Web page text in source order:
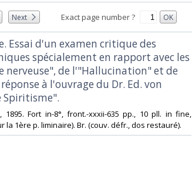
Next Exact page number ? OK
Essai d'un examen critique des
spécialement en rapport avec les
nerveuse", de l'"Hallucination" et de
à l'ouvrage du Dr. Ed. von
1895. Fort in-8°, front.-xxxii-635 pp., 10 pll. in fine,
1ère p. liminaire). Br. (couv. défr., dos restauré).‎